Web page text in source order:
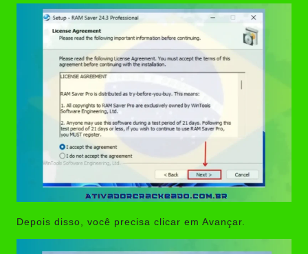
Depois disso, você precisa clicar em Avançar.